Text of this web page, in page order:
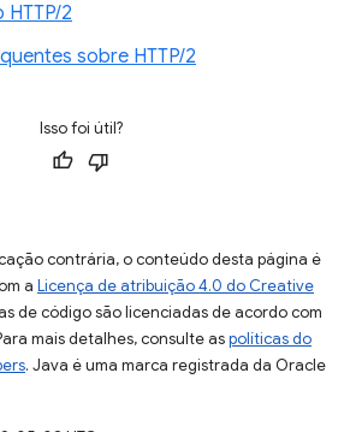
2
sobre HTTP/2
Isso foi útil?
contrária, o conteúdo desta página é
a Licença de atribuição 4.0 do Creative
de código são licenciadas de acordo com
mais detalhes, consulte aspolíticas do
. Java é uma marca registrada da Oracle